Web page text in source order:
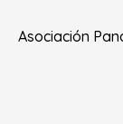
Asociación